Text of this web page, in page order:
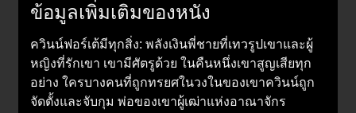
ข้อมูลเพิ่มเติมของหนัง
ควินน์ฟอร์เต้มีทุกสิ่ง: พลังเงินพี่ชายที่เทวรูปเขาและผู้
หญิงที่รักเขา เขามีศัตรูด้วย ในคืนหนึ่งเขาสูญเสียทุก
อย่าง ใครบางคนที่ถูกทรยศในวงในของเขาควินน์ถูก
จัดตั้งและจับกุม พ่อของเขาผู้เฒ่าแห่งอาณาจักร